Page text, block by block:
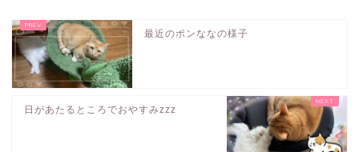
最近のポンななの様子
日があたるところでおやすみzzz